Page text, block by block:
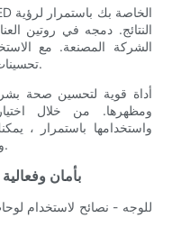
النتائج. دمجه في روتين
الشركة المصنعة. مع
تحسينات في نسيج بشرتك ونغمتها والمظهر العام.
ومظهرها. من خلال
واستخدامها باستمرار ،
LED وإلقاء الضوء على بشرتك من الداخل.
- نصائح لاستخدام لوحات الوجه LED بأمان وفعالية